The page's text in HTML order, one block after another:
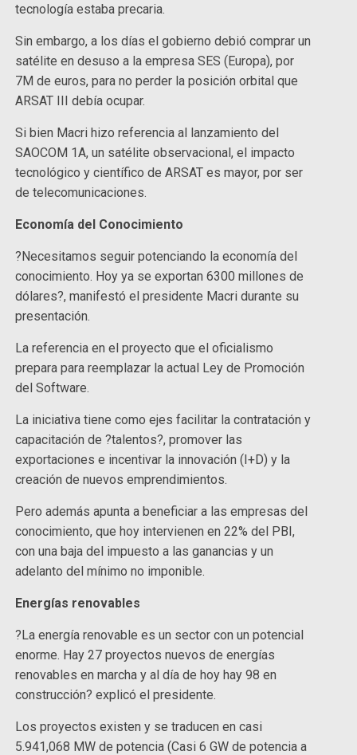
tecnología estaba precaria.
Sin embargo, a los días el gobierno debió comprar un
satélite en desuso a la empresa SES (Europa), por
7M de euros, para no perder la posición orbital que
ARSAT III debía ocupar.
Si bien Macri hizo referencia al lanzamiento del
SAOCOM 1A, un satélite observacional, el impacto
tecnológico y científico de ARSAT es mayor, por ser
de telecomunicaciones.
Economía del Conocimiento
?Necesitamos seguir potenciando la economía del
conocimiento. Hoy ya se exportan 6300 millones de
dólares?, manifestó el presidente Macri durante su
presentación.
La referencia en el proyecto que el oficialismo
prepara para reemplazar la actual Ley de Promoción
del Software.
La iniciativa tiene como ejes facilitar la contratación y
capacitación de ?talentos?, promover las
exportaciones e incentivar la innovación (I+D) y la
creación de nuevos emprendimientos.
Pero además apunta a beneficiar a las empresas del
conocimiento, que hoy intervienen en 22% del PBI,
con una baja del impuesto a las ganancias y un
adelanto del mínimo no imponible.
Energías renovables
?La energía renovable es un sector con un potencial
enorme. Hay 27 proyectos nuevos de energías
renovables en marcha y al día de hoy hay 98 en
construcción? explicó el presidente.
Los proyectos existen y se traducen en casi
5.941,068 MW de potencia (Casi 6 GW de potencia a